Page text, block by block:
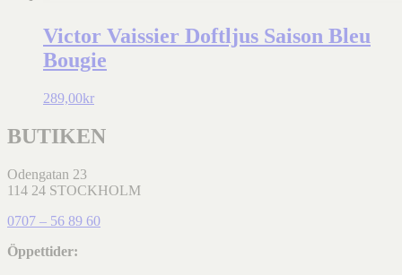
Victor Vaissier Doftljus Saison Bleu
Bougie
289,00kr
BUTIKEN
Odengatan 23
114 24 STOCKHOLM
0707 – 56 89 60
Öppettider: